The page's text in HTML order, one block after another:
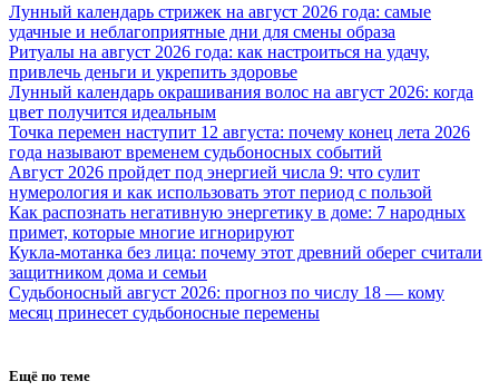
Лунный календарь стрижек на август 2026 года: самые
удачные и неблагоприятные дни для смены образа
Ритуалы на август 2026 года: как настроиться на удачу,
привлечь деньги и укрепить здоровье
Лунный календарь окрашивания волос на август 2026: когда
цвет получится идеальным
Точка перемен наступит 12 августа: почему конец лета 2026
года называют временем судьбоносных событий
Август 2026 пройдет под энергией числа 9: что сулит
нумерология и как использовать этот период с пользой
Как распознать негативную энергетику в доме: 7 народных
примет, которые многие игнорируют
Кукла-мотанка без лица: почему этот древний оберег считали
защитником дома и семьи
Судьбоносный август 2026: прогноз по числу 18 — кому
месяц принесет судьбоносные перемены
Ещё по теме